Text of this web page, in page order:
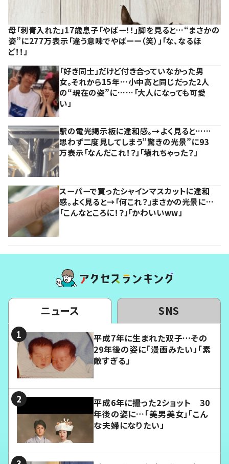
母「刺青入れた」17歳息子「やばー！！」脚を見ると…“まさかの
姿”に277万表示「違う意味でやばーー（笑）」「な、なるほ
ど！！」
「好き同士」だけど付き合っていなかった男
女。それから15年…小中高と同じだった2人
の“現在の姿”に……「大人になっても可愛
い」
駅の電光掲示板に違和感。→よく見ると……
思わず二度見してしまう”驚きの光景”に93
万表示「なんだこれ！？」「壊れちゃった？」
スーパーで買ったシャインマスカットに違和
感。よく見ると→「何これ？」まさかの光景に…
「こんなところに！？」「かわいいww」
ニュース SNS
平成7年に生まれた双子…その
29年後の姿に「漫画みたい」「素
敵すぎる」
平成6年に撮った2ショット 30
年後の姿に…「美男美女」「こん
な夫婦になりたい」